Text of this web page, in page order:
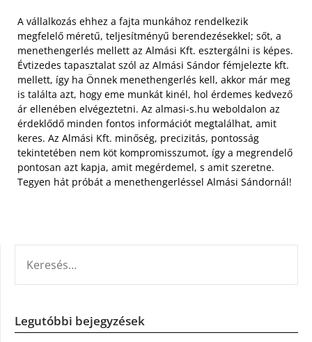
A vállalkozás ehhez a fajta munkához rendelkezik
megfelelő méretű, teljesítményű berendezésekkel; sőt, a
menethengerlés mellett az Almási Kft. esztergálni is képes.
Évtizedes tapasztalat szól az Almási Sándor fémjelezte kft.
mellett, így ha Önnek menethengerlés kell, akkor már meg
is találta azt, hogy eme munkát kinél, hol érdemes kedvező
ár ellenében elvégeztetni. Az almasi-s.hu weboldalon az
érdeklődő minden fontos információt megtalálhat, amit
keres. Az Almási Kft. minőség, precizitás, pontosság
tekintetében nem köt kompromisszumot, így a megrendelő
pontosan azt kapja, amit megérdemel, s amit szeretne.
Tegyen hát próbát a menethengerléssel Almási Sándornál!
Legutóbbi bejegyzések